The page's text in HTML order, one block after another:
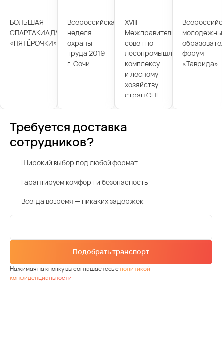
БОЛЬШАЯ
СПАРТАКИАДА
«ПЯТЁРОЧКИ»
Всероссийская
неделя
охраны
труда 2019
г. Сочи
XVIII
Межправительственный
совет по
лесопромышленному
комплексу
и лесному
хозяйству
стран СНГ
форум
«Таврида»
Требуется доставка
сотрудников?
Широкий выбор под любой формат
Гарантируем комфорт и безопасность
Всегда вовремя — никаких задержек
Подобрать транспорт
Нажимая на кнопку вы соглашаетесь сполитикой
конфиденциальности